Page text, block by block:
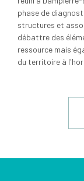
phase de
structures et
débattre des
ressource mais
du territoire à